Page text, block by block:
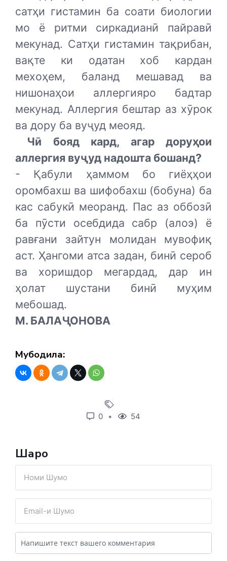
сатҳи гистамин ба соати биологии
мо ё ритми сиркадианӣ пайравӣ
мекунад. Сатҳи гистамин тақрибан,
вақте ки одатан хоб кардан
мехоҳем, баланд мешавад ва
нишонаҳои аллергияро бадтар
мекунад. Аллергия бештар аз хӯрок
ва дору ба вуҷуд меояд.
Чӣ бояд кард, агар доруҳои
аллергия вуҷуд надошта бошанд?
- Қабули ҳаммом бо гиёҳҳои
оромбахш ва шифобахш (бобуна) ба
кас сабукӣ меоранд. Пас аз оббозӣ
ба пӯсти осебдида сабр (алоэ) ё
равғани зайтун молидан мувофиқ
аст. Ҳангоми атса задан, бинӣ сероб
ва хоришдор мегардад, дар ин
ҳолат шустани бинӣ муҳим
мебошад.
М. БАЛАҶОНОВА
Мубодила:
0 54
Шарҳҳо